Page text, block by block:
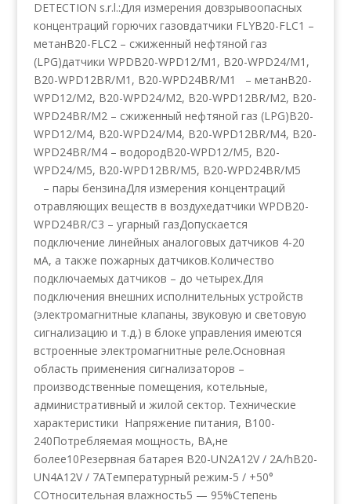
DETECTION s.r.l.:Для измерения довзрывоопасных
концентраций горючих газовдатчики FLYВ20-FLC1 –
метанВ20-FLC2 – сжиженный нефтяной газ
(LPG)датчики WPDВ20-WPD12/М1, В20-WPD24/М1,
В20-WPD12BR/М1, В20-WPD24BR/М1 – метанВ20-
WPD12/М2, В20-WPD24/М2, В20-WPD12BR/М2, В20-
WPD24BR/М2 – сжиженный нефтяной газ (LPG)В20-
WPD12/М4, В20-WPD24/М4, В20-WPD12BR/М4, В20-
WPD24BR/М4 – водородВ20-WPD12/М5, В20-
WPD24/М5, В20-WPD12BR/М5, В20-WPD24BR/М5
– пары бензинаДля измерения концентраций
отравляющих веществ в воздухедатчики WPDВ20-
WPD24BR/C3 – угарный газДопускается
подключение линейных аналоговых датчиков 4-20
мА, а также пожарных датчиков.Количество
подключаемых датчиков – до четырех.Для
подключения внешних исполнительных устройств
(электромагнитные клапаны, звуковую и световую
сигнализацию и т.д.) в блоке управления имеются
встроенные электромагнитные реле.Основная
область применения сигнализаторов –
производственные помещения, котельные,
административный и жилой сектор. Технические
характеристики Напряжение питания, В100-
240Потребляемая мощность, ВА,не
более10Резервная батарея B20-UN2A12V / 2A/hB20-
UN4A12V / 7AТемпературный режим-5 / +50°
СОтносительная влажность5 — 95%Степень